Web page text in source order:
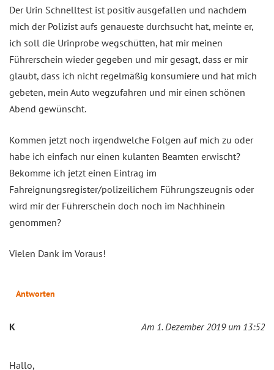
Der Urin Schnelltest ist positiv ausgefallen und nachdem
mich der Polizist aufs genaueste durchsucht hat, meinte er,
ich soll die Urinprobe wegschütten, hat mir meinen
Führerschein wieder gegeben und mir gesagt, dass er mir
glaubt, dass ich nicht regelmäßig konsumiere und hat mich
gebeten, mein Auto wegzufahren und mir einen schönen
Abend gewünscht.
Kommen jetzt noch irgendwelche Folgen auf mich zu oder
habe ich einfach nur einen kulanten Beamten erwischt?
Bekomme ich jetzt einen Eintrag im
Fahreignungsregister/polizeilichem Führungszeugnis oder
wird mir der Führerschein doch noch im Nachhinein
genommen?
Vielen Dank im Voraus!
Antworten
K Am 1. Dezember 2019 um 13:52
Hallo,